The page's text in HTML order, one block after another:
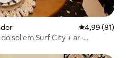
4,99 de uma
4,99 (81)
sol em Surf City + ar-